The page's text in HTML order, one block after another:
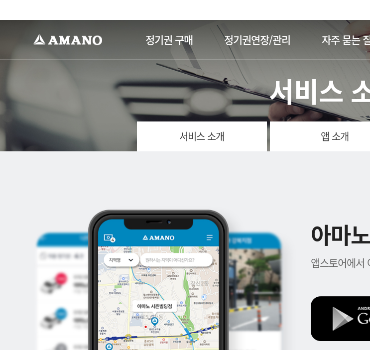
정기권 구매 정기권연장/관리 자주 묻는
서비스
서비스 소개 앱 소개
아마
앱스토어에서